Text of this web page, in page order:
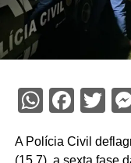
A Polícia Civil
(15.7), a sexta fase